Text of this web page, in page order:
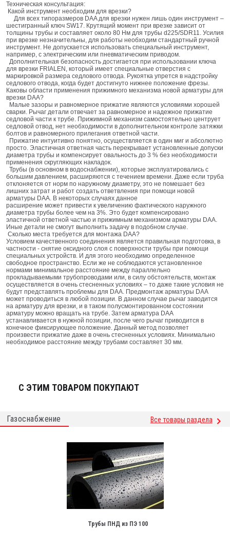
Техническая консультация:
Какой инструмент необходим для врезки?
Для всех типоразмеров DAA для врезки нужен лишь один инструмент –
шестигранный ключ SW17. Крутящий момент при врезке зависит от
толщины трубы и составляет около 80 Нм для трубы d225/SDR11. Усилия
при врезке незначительны, для работы необходим стандартный ручной
инструмент. Не допускается использовать специальный инструмент,
например, с электрическим или пневматическим приводом.
Дополнительная безопасность достигается при использовании ключа
для врезки FRIALEN, который имеет специальные отверстия с
маркировкой размера седлового отвода. Рукоятка упрется в надстройку
седлового отвода, когда будет достигнуто нижнее положение фрезы.
Каковы области применения прижимного механизма новой арматуры для
врезки DAA?
Малые зазоры и равномерное прижатие являются условиями хорошей
сварки. Рычаг детали отвечает за равномерное и надежное прижатие
седловой части к трубе. Прижимной механизм самостоятельно центрует
седловой отвод, нет необходимости в дополнительном контроле затяжки
болтов и равномерного прилегания ответной части.
Прижатие интуитивно понятно, осуществляется в один миг и абсолютно
просто. Эластичная ответная часть перекрывает установленные допуски
диаметра трубы и компенсирует овальность до 3 % без необходимости
применения скругляющих накладок.
Трубы (в основном в водоснабжении), которые эксплуатировались с
большим давлением, расширяются с течением времени. Даже если труба
отклоняется от норм по наружному диаметру, это не помешает без
лишних затрат и работ создать ответвления при помощи новой
арматуры DAA. В некоторых случаях данное
расширение может привести к увеличению фактического наружного
диаметра трубы более чем на 3%. Это будет компенсировано
эластичной ответной частью и прижимным механизмом арматуры DAA.
Иные детали не смогут выполнить задачу в подобном случае.
Сколько места требуется для монтажа DAA?
Условием качественного соединения является правильная подготовка, в
частности - снятие оксидного слоя с поверхности трубы при помощи
специальных устройств. И для этого необходимо определенное
свободное пространство. Если же не соблюдаются установленное
нормами минимальное расстояние между параллельно
прокладываемыми трубопроводами или, в силу обстоятельств, монтаж
осуществляется в очень стесненных условиях – то даже такие условия не
будут представлять проблемы для DAA. Предмонтаж арматуры DAA
может проводиться в любой позиции. В данном случае рычаг заводится
на арматуру для врезки, и в таком полусмонтированном состоянии
арматуру можно вращать на трубе. Затем арматура DAA
устанавливается в нужной позиции, после чего рычаг приводится в
конечное фиксирующее положение. Данный метод позволяет
произвести прижатие даже в очень стесненных условиях. Минимально
необходимое расстояние между трубами составляет 30 мм.
С ЭТИМ ТОВАРОМ ПОКУПАЮТ
Газоснабжение Все товары раздела
Трубы ПНД из ПЭ 100